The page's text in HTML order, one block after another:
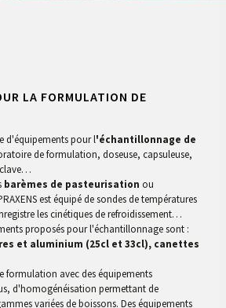
LA FORMULATION DE
d'équipements pour l'échantillonnage de
de formulation, doseuse, capsuleuse,
barèmes de pasteurisation ou
est équipé de sondes de températures
les cinétiques de refroidissement…
proposés pour l'échantillonnage sont :
et aluminium (25cl et 33cl), canettes
formulation avec des équipements
d'homogénéisation permettant de
variées de boissons. Des équipements